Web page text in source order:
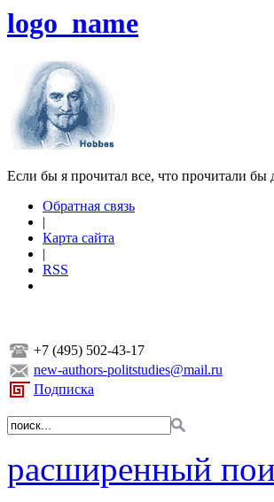
logo_name
Если бы я прочитал все, что прочитали
Обратная связь
|
Карта сайта
|
RSS
+7 (495) 502-43-17
new-authors-politstudies@mail.ru
Подписка
расширенный